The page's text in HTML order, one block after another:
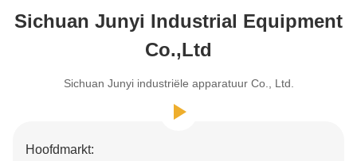
Sichuan Junyi Industrial Equipment
Co.,ltd
Sichuan Junyi industriële apparatuur Co., Ltd.
Hoofdmarkt: